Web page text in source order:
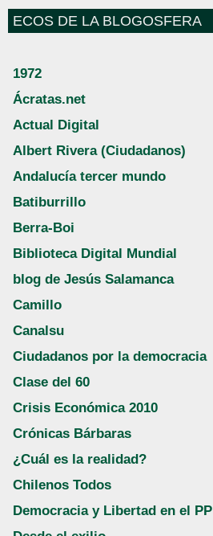
ECOS DE LA BLOGOSFERA
1972
Ácratas.net
Actual Digital
Albert Rivera (Ciudadanos)
Andalucía tercer mundo
Batiburrillo
Berra-Boi
Biblioteca Digital Mundial
blog de Jesús Salamanca
Camillo
Canalsu
Ciudadanos por la democracia
Clase del 60
Crisis Económica 2010
Crónicas Bárbaras
¿Cuál es la realidad?
Chilenos Todos
Democracia y Libertad en el PP